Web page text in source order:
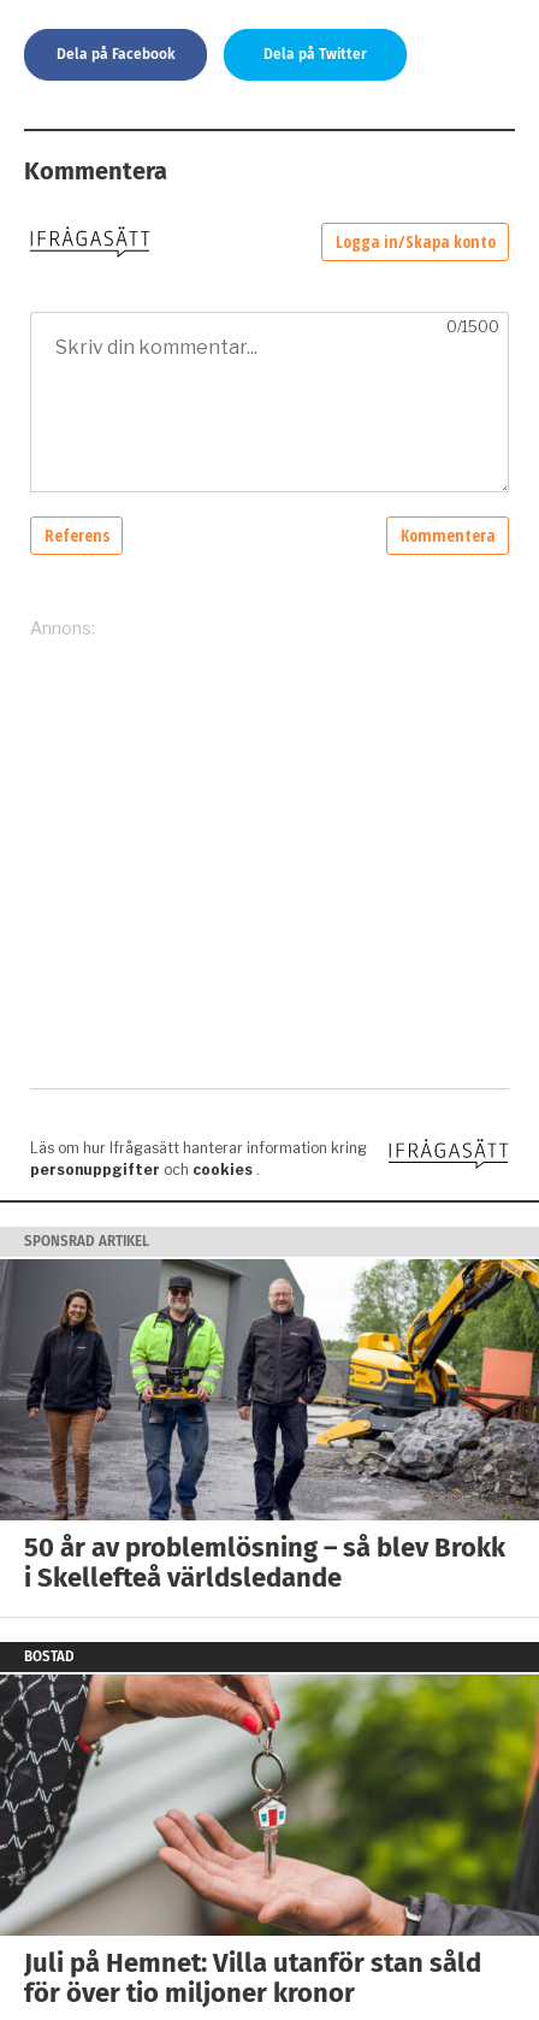
Dela på Facebook Dela på Twitter
Kommentera
SPONSRAD ARTIKEL
50 år av problemlösning – så blev Brokk
i Skellefteå världsledande
BOSTAD
Juli på Hemnet: Villa utanför stan såld
för över tio miljoner kronor